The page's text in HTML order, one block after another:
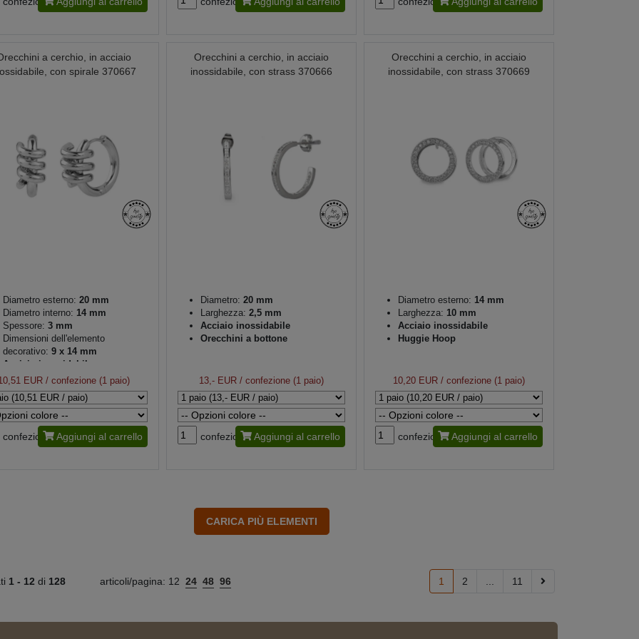
a cerchio, in acciaio
con spirale 370667
Diametro esterno: 20 mm
Diametro interno: 14 mm
Spessore: 3 mm
Dimensioni dell'elemento
decorativo: 9 x 14 mm
Acciaio inossidabile
EUR/ confezione (1 paio)
confezione Aggiungi al carrello
Orecchini a cerchio, in acciaio
inossidabile, con strass 370666
Diametro: 20 mm
Larghezza: 2,5 mm
Acciaio inossidabile
Orecchini a bottone
13,- EUR/ confezione (1 paio)
confezione Aggiungi al carrello
Orecchini a cerchio, in acciaio
inossidabile, con strass 370669
Diametro esterno: 14 mm
Larghezza: 10 mm
Acciaio inossidabile
Huggie Hoop
10,20 EUR/ confezione (1 paio)
confezione Aggiungi al carrello
1 - 12 di 128 articoli/pagina: 12 24 48 96 1 2 11